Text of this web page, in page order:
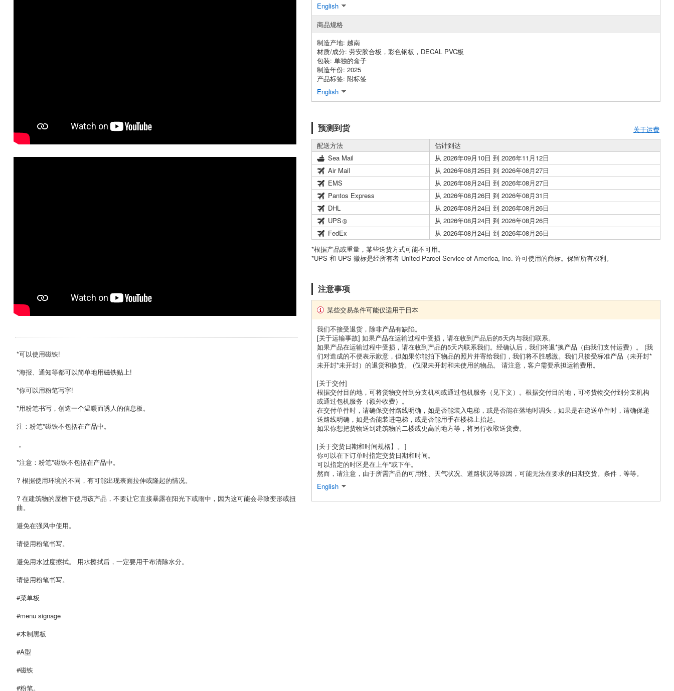
*可以使用磁铁!
*海报、通知等都可以简单地用磁铁贴上!
*你可以用粉笔写字!
*用粉笔书写，创造一个温暖而诱人的信息板。
注：粉笔*磁铁不包括在产品中。
。
*注意：粉笔*磁铁不包括在产品中。
? 根据使用环境的不同，有可能出现表面拉伸或隆起的情况。
? 在建筑物的屋檐下使用该产品，不要让它直接暴露在阳光下或雨中，因为这可能会导致变形或扭
曲。
避免在强风中使用。
请使用粉笔书写。
避免用水过度擦拭。 用水擦拭后，一定要用干布清除水分。
请使用粉笔书写。
#菜单板
#menu signage
#木制黑板
#A型
#磁铁
#粉笔。
English
商品规格
制造产地: 越南
材质/成分: 劳安胶合板，彩色钢板，DECAL PVC板
包装: 单独的盒子
制造年份: 2025
产品标签: 附标签
English
预测到货
关于运费
配送方法
估计到达
Sea Mail
从 2026年09月10日 到 2026年11月12日
Air Mail
从 2026年08月25日 到 2026年08月27日
EMS
从 2026年08月24日 到 2026年08月27日
Pantos Express
从 2026年08月26日 到 2026年08月31日
DHL
从 2026年08月24日 到 2026年08月26日
UPS
从 2026年08月24日 到 2026年08月26日
FedEx
从 2026年08月24日 到 2026年08月26日
*根据产品或重量，某些送货方式可能不可用。
*UPS 和 UPS 徽标是经所有者 United Parcel Service of America, Inc. 许可使用的商标。保留所有权利。
注意事项
某些交易条件可能仅适用于日本
我们不接受退货，除非产品有缺陷。
[关于运输事故] 如果产品在运输过程中受损，请在收到产品后的5天内与我们联系。
如果产品在运输过程中受损，请在收到产品的5天内联系我们。经确认后，我们将退*换产品（由我们支付运费）。 (我
们对造成的不便表示歉意，但如果你能拍下物品的照片并寄给我们，我们将不胜感激。我们只接受标准产品（未开封*
未开封*未开封）的退货和换货。 (仅限未开封和未使用的物品。 请注意，客户需要承担运输费用。
[关于交付]
根据交付目的地，可将货物交付到分支机构或通过包机服务（见下文）。根据交付目的地，可将货物交付到分支机构
或通过包机服务（额外收费）。
在交付单件时，请确保交付路线明确，如是否能装入电梯，或是否能在落地时调头，如果是在递送单件时，请确保递
送路线明确，如是否能装进电梯，或是否能用手在楼梯上抬起。
如果你想把货物送到建筑物的二楼或更高的地方等，将另行收取送货费。
[关于交货日期和时间规格】。］
你可以在下订单时指定交货日期和时间。
可以指定的时区是在上午*或下午。
然而，请注意，由于所需产品的可用性、天气状况、道路状况等原因，可能无法在要求的日期交货。条件，等等。
English